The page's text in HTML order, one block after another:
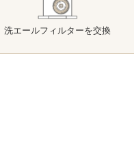
洗エールフィルターを交換